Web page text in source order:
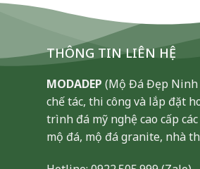
THÔNG TIN LIÊN HỆ
MODADEP (Mộ Đá Đẹp Ninh
chế tác, thi công và lắp đặt
trình đá mỹ nghệ cao cấp
mộ đá, mộ đá granite, nhà